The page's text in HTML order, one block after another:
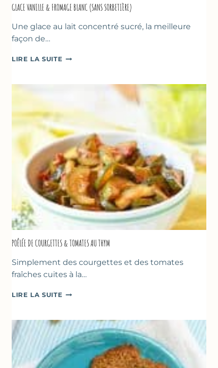
GLACE VANILLE & FROMAGE BLANC (SANS SORBETIÈRE)
Une glace au lait concentré sucré, la meilleure
façon de…
LIRE LA SUITE GLACE
POÊLÉE DE COURGETTES & TOMATES AU THYM
Simplement des courgettes et des tomates
fraîches cuites à la…
LIRE LA SUITE POÊLÉE
&
TOMATES
AU
THYM